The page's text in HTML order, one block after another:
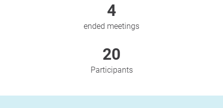
4
ended meetings
20
Participants